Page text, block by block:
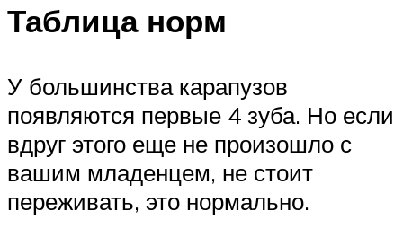
Таблица норм
У большинства карапузов
появляются первые 4 зуба. Но если
вдруг этого еще не произошло с
вашим младенцем, не стоит
переживать, это нормально.